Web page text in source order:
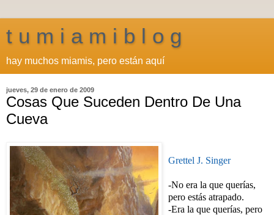
t u m i a m i b l o g
hay muchos miamis, pero están aquí
jueves, 29 de enero de 2009
Cosas Que Suceden Dentro De Una
Cueva
Grettel J. Singer
-No era la que querías,
pero estás atrapado.
-Era la que querías, pero